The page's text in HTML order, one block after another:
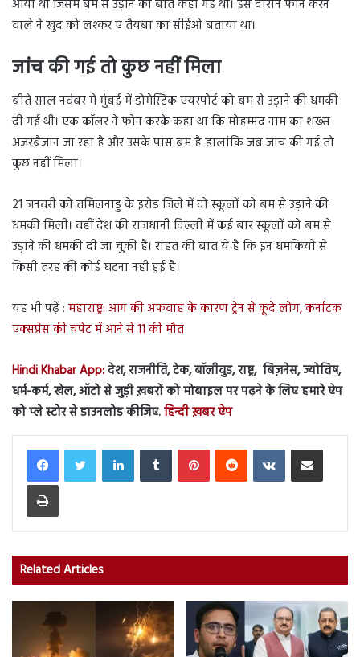
आया था जिसमें बम से उड़ाने की बात कही गई थी। इस दौरान फोन करने
वाले ने खुद को लश्कर ए तैयबा का सीईओ बताया था।
जांच की गई तो कुछ नहीं मिला
बीते साल नवंबर में मुंबई में डोमेस्टिक एयरपोर्ट को बम से उड़ाने की धमकी
दी गई थी। एक कॉलर ने फोन करके कहा था कि मोहम्मद नाम का शख्स
अजरबैजान जा रहा है और उसके पास बम है हालांकि जब जांच की गई तो
कुछ नहीं मिला।
21 जनवरी को तमिलनाडु के इरोड जिले में दो स्कूलों को बम से उड़ाने की
धमकी मिली। वहीं देश की राजधानी दिल्ली में कई बार स्कूलों को बम से
उड़ाने की धमकी दी जा चुकी है। राहत की बात ये है कि इन धमकियों से
किसी तरह की कोई घटना नहीं हुई है।
यह भी पढ़ें : महाराष्ट्र: आग की अफवाह के कारण ट्रेन से कूदे लोग, कर्नाटक
एक्सप्रेस की चपेट में आने से 11 की मौत
Hindi Khabar App:देश, राजनीति, टेक, बॉलीवुड, राष्ट्र, बिज़नेस, ज्योतिष,
धर्म-कर्म, खेल, ऑटो से जुड़ी ख़बरों को मोबाइल पर पढ़ने के लिए हमारे ऐप
को प्ले स्टोर से डाउनलोड कीजिए.हिन्दी ख़बर ऐप
LinkedInTumblr PinterestReddit VKontakteShare via Email
Print
Related Articles